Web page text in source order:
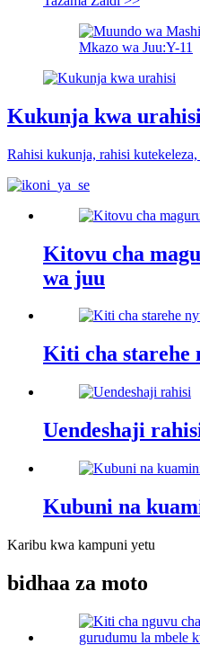
Kukunja kwa urahisi
Rahisi kukunja, rahisi
Kitovu cha
wa juu
Kiti cha starehe
Uendeshaji
Kubuni na
Karibu kwa kampuni yetu
bidhaa za moto